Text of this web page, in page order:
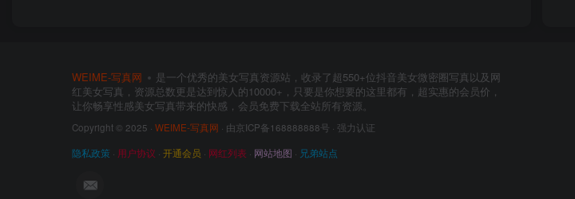
WEIME-写真网
是一个优秀的美女写真资源站，收录了超550+位抖音美女微密圈写真以及网
红美女写真，资源总数更是达到惊人的10000+，只要是你想要的这里都有，超实惠的会员价，
让你畅享性感美女写真带来的快感，会员免费下载全站所有资源。
Copyright © 2025 · WEIME-写真网 · 由京ICP备168888888号 · 强力认证
隐私政策 · 用户协议 · 开通会员 · 网红列表 · 网站地图 · 兄弟站点